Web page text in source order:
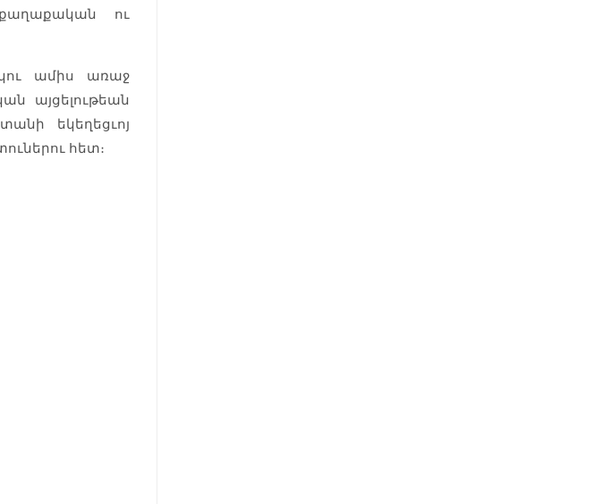
ու
ամիս առաջ
այցելութեան
եկեղեցւոյ
հետ։